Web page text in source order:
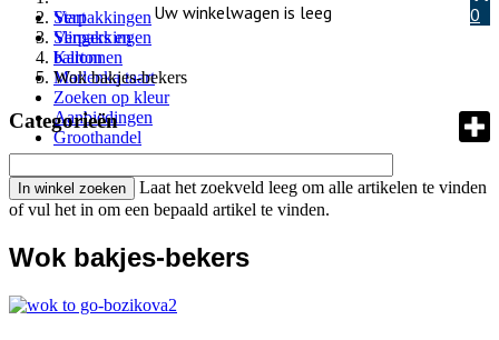
0
Uw winkelwagen is leeg
Verpakkingen
Slingers en
ballonnen
Marlenka taart
Zoeken op kleur
Aanbiedingen
Groothandel
Start
Verpakkingen
Karton
Wok bakjes-bekers
Categorieën
Laat het zoekveld leeg om alle artikelen te vinden
of vul het in om een bepaald artikel te vinden.
Wok bakjes-bekers